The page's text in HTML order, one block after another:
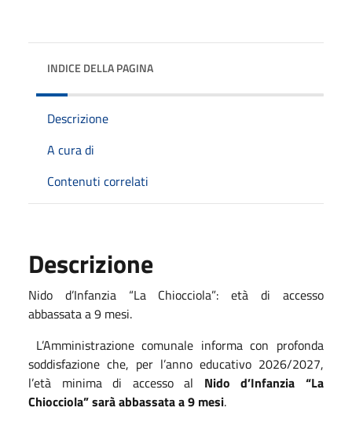
INDICE DELLA PAGINA
Descrizione
A cura di
Contenuti correlati
Descrizione
Nido d’Infanzia “La Chiocciola”: età di accesso
abbassata a 9 mesi.
L’Amministrazione comunale informa con profonda
soddisfazione che, per l’anno educativo 2026/2027,
l’età minima di accesso al Nido d’Infanzia “La
Chiocciola” sarà abbassata a 9 mesi.